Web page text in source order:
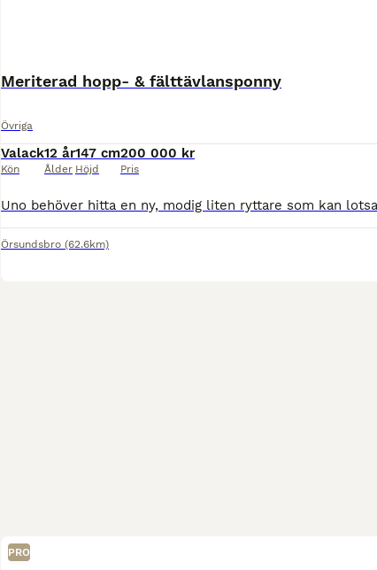
Meriterad hopp- & fälttävlansponny
Övriga
Valack
Kön
12 år
Ålder
147 cm
Höjd
200 000 kr
Pris
Örsundsbro (62.6km)
PRO